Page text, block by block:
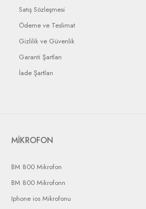
Satış Sözleşmesi
Ödeme ve Teslimat
Gizlilik ve Güvenlik
Garanti Şartları
İade Şartları
MİKROFON
BM 800 Mikrofon
BM 800 Mikrofonn
Iphone ios Mikrofonu